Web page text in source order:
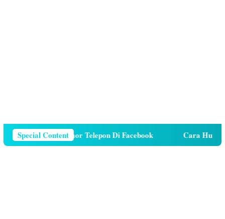
Special Content
Menghapus Nomor Telepon Di Facebook Cara Hutang